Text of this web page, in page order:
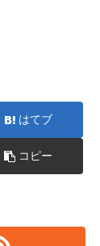
はてブ
コピー